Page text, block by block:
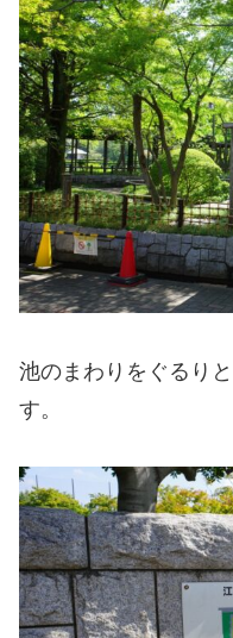
池のまわりをぐるり
す。